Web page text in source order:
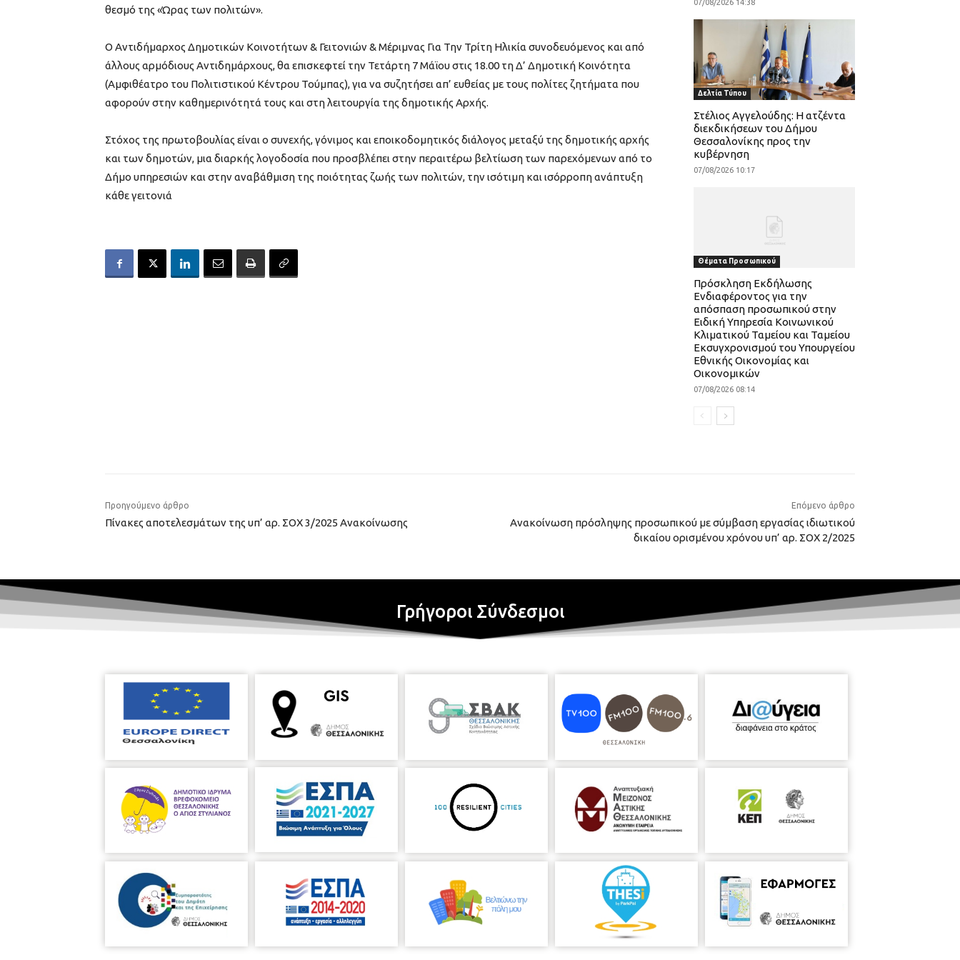
θεσμό της «Ώρας των πολιτών».
Ο Αντιδήμαρχος Δημοτικών Κοινοτήτων & Γειτονιών & Μέριμνας Για Την Τρίτη Ηλικία συνοδευόμενος και από
άλλους αρμόδιους Αντιδημάρχους, θα επισκεφτεί την Τετάρτη 7 Μάϊου στις 18.00 τη Δ’ Δημοτική Κοινότητα
(Αμφιθέατρο του Πολιτιστικού Κέντρου Τούμπας), για να συζητήσει απ’ ευθείας με τους πολίτες ζητήματα που
αφορούν στην καθημερινότητά τους και στη λειτουργία της δημοτικής Αρχής.
Στόχος της πρωτοβουλίας είναι ο συνεχής, γόνιμος και εποικοδομητικός διάλογος μεταξύ της δημοτικής αρχής
και των δημοτών, μια διαρκής λογοδοσία που προσβλέπει στην περαιτέρω βελτίωση των παρεχόμενων από το
Δήμο υπηρεσιών και στην αναβάθμιση της ποιότητας ζωής των πολιτών, την ισότιμη και ισόρροπη ανάπτυξη
κάθε γειτονιά
07/08/2026 14:38
Δελτία Τύπου
Στέλιος Αγγελούδης: Η ατζέντα
διεκδικήσεων του Δήμου
Θεσσαλονίκης προς την
κυβέρνηση
07/08/2026 10:17
Θέματα Προσωπικού
Πρόσκληση Εκδήλωσης
Ενδιαφέροντος για την
απόσπαση προσωπικού στην
Ειδική Υπηρεσία Κοινωνικού
Κλιματικού Ταμείου και Ταμείου
Εκσυγχρονισμού του Υπουργείου
Εθνικής Οικονομίας και
Οικονομικών
07/08/2026 08:14
Προηγούμενο άρθρο
Πίνακες αποτελεσμάτων της υπ’ αρ. ΣΟΧ 3/2025 Ανακοίνωσης
Επόμενο άρθρο
Ανακοίνωση πρόσληψης προσωπικού με σύμβαση εργασίας ιδιωτικού
δικαίου ορισμένου χρόνου υπ’ αρ. ΣΟΧ 2/2025
Γρήγοροι Σύνδεσμοι